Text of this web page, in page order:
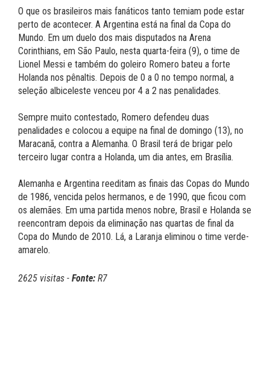
O que os brasileiros mais fanáticos tanto temiam pode estar
perto de acontecer. A Argentina está na final da Copa do
Mundo. Em um duelo dos mais disputados na Arena
Corinthians, em São Paulo, nesta quarta-feira (9), o time de
Lionel Messi e também do goleiro Romero bateu a forte
Holanda nos pênaltis. Depois de 0 a 0 no tempo normal, a
seleção albiceleste venceu por 4 a 2 nas penalidades.
Sempre muito contestado, Romero defendeu duas
penalidades e colocou a equipe na final de domingo (13), no
Maracanã, contra a Alemanha. O Brasil terá de brigar pelo
terceiro lugar contra a Holanda, um dia antes, em Brasília.
Alemanha e Argentina reeditam as finais das Copas do Mundo
de 1986, vencida pelos hermanos, e de 1990, que ficou com
os alemães. Em uma partida menos nobre, Brasil e Holanda se
reencontram depois da eliminação nas quartas de final da
Copa do Mundo de 2010. Lá, a Laranja eliminou o time verde-
amarelo.
2625 visitas - Fonte: R7